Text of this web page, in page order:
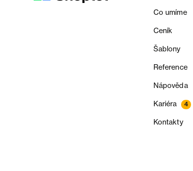
Co umíme
Ceník
Šablony
Reference
Nápověda
Kariéra 4
Kontakty